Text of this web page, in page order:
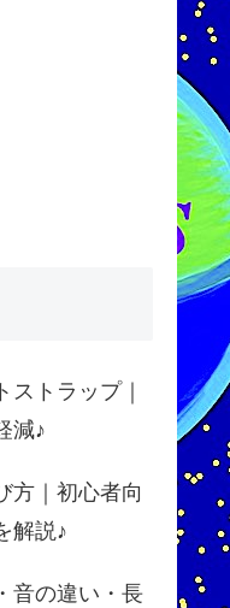
ストラップ｜
減♪
方｜初心者向
解説♪
音の違い・長